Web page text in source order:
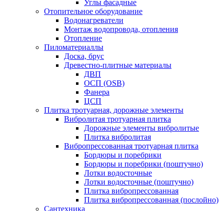
Углы фасадные
Отопительное оборудование
Водонагреватели
Монтаж водопровода, отопления
Отопление
Пиломатериаллы
Доска, брус
Древестно-плитные материалы
ДВП
ОСП (OSB)
Фанера
ЦСП
Плитка тротуарная, дорожные элементы
Вибролитая тротуарная плитка
Дорожные элементы вибролитые
Плитка вибролитая
Вибропрессованная тротуарная плитка
Бордюры и поребрики
Бордюры и поребрики (поштучно)
Лотки водосточные
Лотки водосточные (поштучно)
Плитка вибропрессованная
Плитка вибропрессованная (послойно)
Сантехника